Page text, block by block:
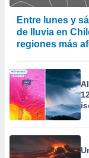
Entre lunes y
de lluvia en
regiones más